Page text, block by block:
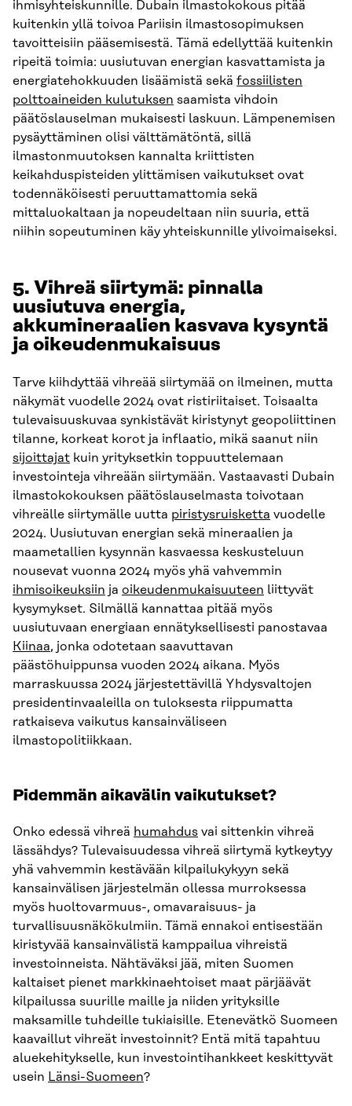
ihmisyhteiskunnille. Dubain ilmastokokous pitää
kuitenkin yllä toivoa Pariisin ilmastosopimuksen
tavoitteisiin pääsemisestä. Tämä edellyttää kuitenkin
ripeitä toimia: uusiutuvan energian kasvattamista ja
energiatehokkuuden lisäämistä sekä fossiilisten
polttoaineiden kulutuksen saamista vihdoin
päätöslauselman mukaisesti laskuun. Lämpenemisen
pysäyttäminen olisi välttämätöntä, sillä
ilmastonmuutoksen kannalta kriittisten
keikahduspisteiden ylittämisen vaikutukset ovat
todennäköisesti peruuttamattomia sekä
mittaluokaltaan ja nopeudeltaan niin suuria, että
niihin sopeutuminen käy yhteiskunnille ylivoimaiseksi.
5. Vihreä siirtymä: pinnalla
uusiutuva energia,
akkumineraalien kasvava kysyntä
ja oikeudenmukaisuus
Tarve kiihdyttää vihreää siirtymää on ilmeinen, mutta
näkymät vuodelle 2024 ovat ristiriitaiset. Toisaalta
tulevaisuuskuvaa synkistävät kiristynyt geopoliittinen
tilanne, korkeat korot ja inflaatio, mikä saanut niin
sijoittajat kuin yrityksetkin toppuuttelemaan
investointeja vihreään siirtymään. Vastaavasti Dubain
ilmastokokouksen päätöslauselmasta toivotaan
vihreälle siirtymälle uutta piristysruisketta vuodelle
2024. Uusiutuvan energian sekä mineraalien ja
maametallien kysynnän kasvaessa keskusteluun
nousevat vuonna 2024 myös yhä vahvemmin
ihmisoikeuksiin ja oikeudenmukaisuuteen liittyvät
kysymykset. Silmällä kannattaa pitää myös
uusiutuvaan energiaan ennätyksellisesti panostavaa
Kiinaa, jonka odotetaan saavuttavan
päästöhuippunsa vuoden 2024 aikana. Myös
marraskuussa 2024 järjestettävillä Yhdysvaltojen
presidentinvaaleilla on tuloksesta riippumatta
ratkaiseva vaikutus kansainväliseen
ilmastopolitiikkaan.
Pidemmän aikavälin vaikutukset?
Onko edessä vihreä humahdus vai sittenkin vihreä
lässähdys? Tulevaisuudessa vihreä siirtymä kytkeytyy
yhä vahvemmin kestävään kilpailukykyyn sekä
kansainvälisen järjestelmän ollessa murroksessa
myös huoltovarmuus-, omavaraisuus- ja
turvallisuusnäkökulmiin. Tämä ennakoi entisestään
kiristyvää kansainvälistä kamppailua vihreistä
investoinneista. Nähtäväksi jää, miten Suomen
kaltaiset pienet markkinaehtoiset maat pärjäävät
kilpailussa suurille maille ja niiden yrityksille
maksamille tuhdeille tukiaisille. Etenevätkö Suomeen
kaavaillut vihreät investoinnit? Entä mitä tapahtuu
aluekehitykselle, kun investointihankkeet keskittyvät
usein Länsi-Suomeen?